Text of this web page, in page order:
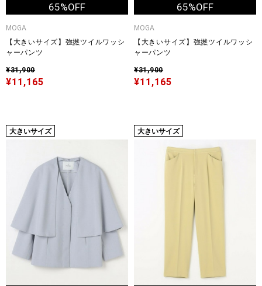
65%OFF
MOGA
【大きいサイズ】強撚ツイルワッシ
ャーパンツ
¥31,900
¥11,165
65%OFF
MOGA
【大きいサイズ】強撚ツイルワッシ
ャーパンツ
¥31,900
¥11,165
大きいサイズ 大きいサイズ